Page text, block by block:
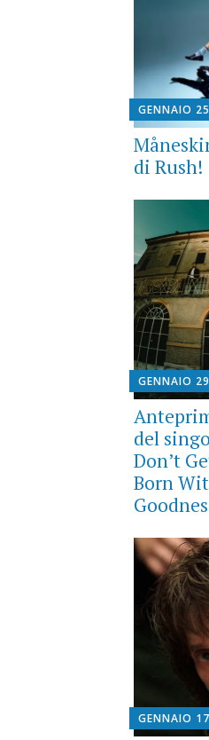
GENNAIO
di Rush!
GENNAIO
del
Don’t
Born
GENNAIO